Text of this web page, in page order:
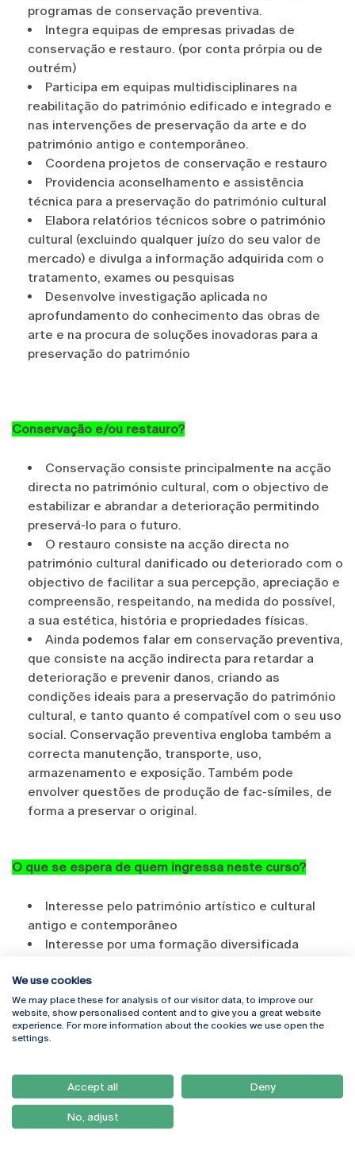
programas de conservação preventiva.
Integra equipas de empresas privadas de
conservação e restauro. (por conta prórpia ou de
outrém)
Participa em equipas multidisciplinares na
reabilitação do património edificado e integrado e
nas intervenções de preservação da arte e do
património antigo e contemporâneo.
Coordena projetos de conservação e restauro
Providencia aconselhamento e assistência
técnica para a preservação do património cultural
Elabora relatórios técnicos sobre o património
cultural (excluindo qualquer juízo do seu valor de
mercado) e divulga a informação adquirida com o
tratamento, exames ou pesquisas
Desenvolve investigação aplicada no
aprofundamento do conhecimento das obras de
arte e na procura de soluções inovadoras para a
preservação do património
Conservação e/ou restauro?
Conservação consiste principalmente na acção
directa no património cultural, com o objectivo de
estabilizar e abrandar a deterioração permitindo
preservá-lo para o futuro.
O restauro consiste na acção directa no
património cultural danificado ou deteriorado com o
objectivo de facilitar a sua percepção, apreciação e
compreensão, respeitando, na medida do possível,
a sua estética, história e propriedades físicas.
Ainda podemos falar em conservação preventiva,
que consiste na acção indirecta para retardar a
deterioração e prevenir danos, criando as
condições ideais para a preservação do património
cultural, e tanto quanto é compatível com o seu uso
social. Conservação preventiva engloba também a
correcta manutenção, transporte, uso,
armazenamento e exposição. Também pode
envolver questões de produção de fac-símiles, de
forma a preservar o original.
O que se espera de quem ingressa neste curso?
Interesse pelo património artístico e cultural
antigo e contemporâneo
Interesse por uma formação diversificada
Espírito curioso e aberto à investigação e gosto
pela resolução de problemas
Vontade de trabalhar em equipa com
profissionais da mesma área e de outras áreas do
Gosto pelo trabalho em diferentes contextos:
oficinas, trabalho in situ, laboratórios
Destreza manual, acuidade visual e coordenação
We use cookies
We may place these for analysis of our visitor data, to improve our
website, show personalised content and to give you a great website
experience. For more information about the cookies we use open the
settings.
Accept all Deny
No, adjust